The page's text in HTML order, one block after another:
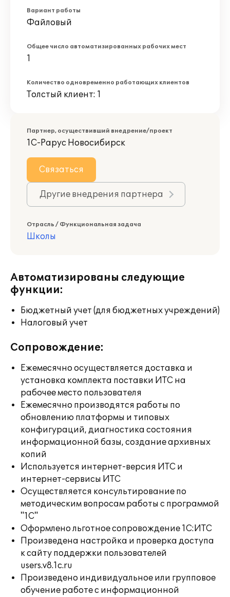
Вариант работы
Файловый
Общее число автоматизированных рабочих мест
1
Количество одновременно работающих клиентов
Толстый клиент: 1
Партнер, осуществивший внедрение/проект
1С-Рарус Новосибирск
Связаться
Другие внедрения партнера
Отрасль / Функциональная задача
Школы
Автоматизированы следующие
функции:
Бюджетный учет (для бюджетных учреждений)
Налоговый учет
Сопровождение:
Ежемесячно осуществляется доставка и
установка комплекта поставки ИТС на
рабочее место пользователя
Ежемесячно производятся работы по
обновлению платформы и типовых
конфигураций, диагностика состояния
информационной базы, создание архивных
копий
Используется интернет-версия ИТС и
интернет-сервисы ИТС
Осуществляется консультирование по
методическим вопросам работы с программой
"1С"
Оформлено льготное сопровождение 1С:ИТС
Произведена настройка и проверка доступа
к сайту поддержки пользователей
users.v8.1c.ru
Произведено индивидуальное или групповое
обучение работе с информационной